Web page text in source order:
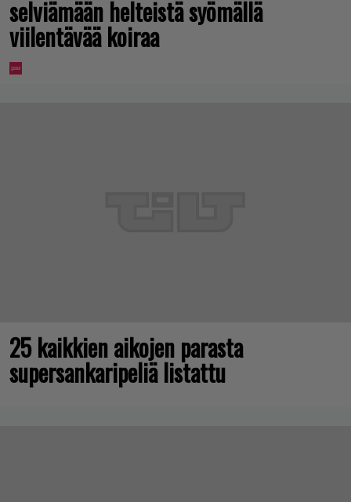
selviämään helteistä syömällä
viilentävää koiraa
25 kaikkien aikojen parasta
supersankaripeliä listattu